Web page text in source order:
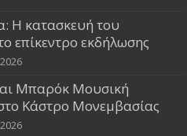
Η κατασκευή του
επίκεντρο εκδήλωσης
Μπαρόκ Μουσική
Κάστρο Μονεμβασίας